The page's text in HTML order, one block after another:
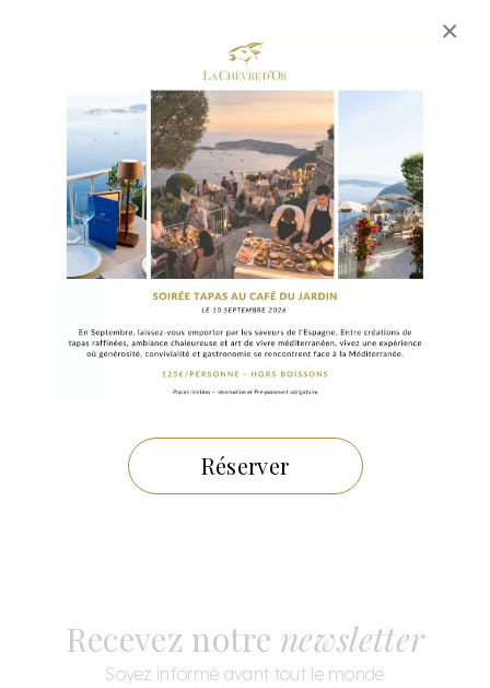
Réserver
×
25 OCTOBRE 2024
Florent Margaillan l’art de la
Recevez notre newsletter
Soyez informé avant tout le monde